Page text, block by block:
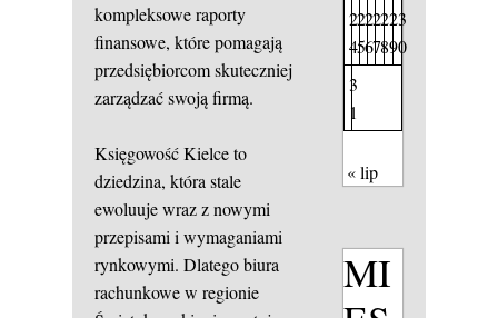
kompleksowe raporty
finansowe, które pomagają
przedsiębiorcom skuteczniej
zarządzać swoją firmą.
Księgowość Kielce to
dziedzina, która stale
ewoluuje wraz z nowymi
przepisami i wymaganiami
rynkowymi. Dlatego biura
rachunkowe w regionie
2
4
2
5
2
6
2
7
2
8
2
9
3
0
3
1
« lip
MI